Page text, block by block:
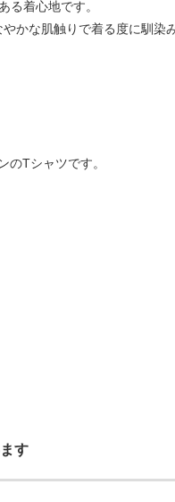
る着心地です。
かな肌触りで着る度に馴染
Tシャツです。
す